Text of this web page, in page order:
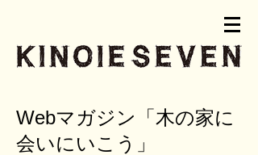
Webマガジン「木の家に
会いにいこう」